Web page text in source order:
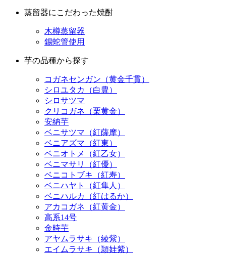
蒸留器にこだわった焼酎
木樽蒸留器
錫蛇管使用
芋の品種から探す
コガネセンガン（黄金千貫）
シロユタカ（白豊）
シロサツマ
クリコガネ（栗黄金）
安納芋
ベニサツマ（紅薩摩）
ベニアズマ（紅東）
ベニオトメ（紅乙女）
ベニマサリ（紅優）
ベニコトブキ（紅寿）
ベニハヤト（紅隼人）
ベニハルカ（紅はるか）
アカコガネ（紅黄金）
高系14号
金時芋
アヤムラサキ（綾紫）
エイムラサキ（頴娃紫）